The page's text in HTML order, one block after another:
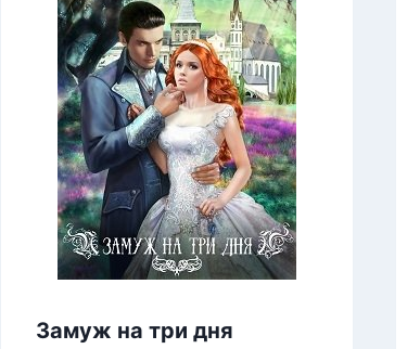
Замуж на три дня